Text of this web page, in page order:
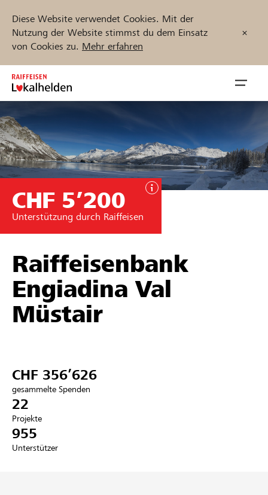
Diese Website verwendet Cookies. Mit der
Nutzung der Website stimmst du dem Einsatz
von Cookies zu. Mehr erfahren
Zum
Inhalt
springen
öffnen
Unterstützen
Hilfe & Support
Partner / Raiffeisenbank
Registrieren
Projekte und Organisationen finden
Jetzt starten
DE
CHF 5’200
Unterstützung durch Raiffeisen
Raiffeisenbank
Engiadina Val
Müstair
CHF 356’626
gesammelte Spenden
22
Projekte
955
Unterstützer